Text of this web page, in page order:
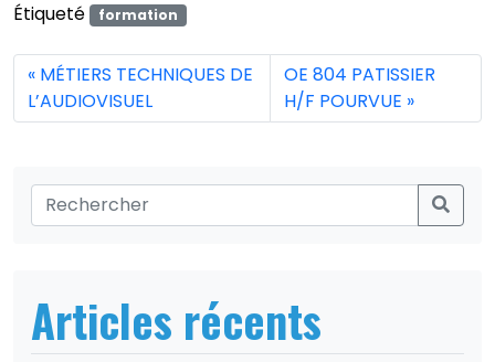
Étiqueté formation
MÉTIERS TECHNIQUES DE
L’AUDIOVISUEL
OE 804 PATISSIER
H/F POURVUE
Articles récents